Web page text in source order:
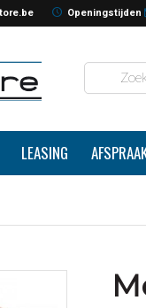
Openingstijden
LEASING